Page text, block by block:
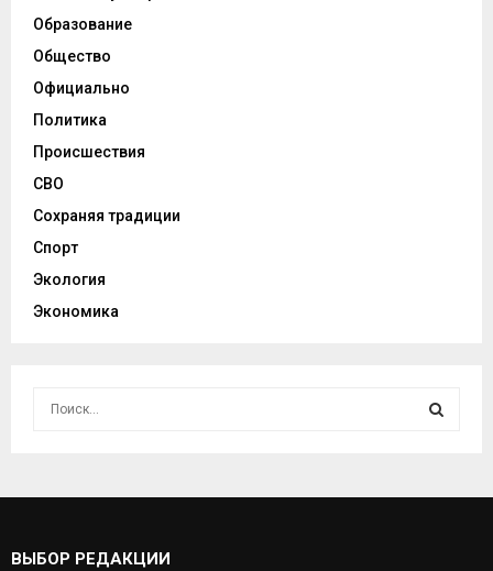
Образование
Общество
Официально
Политика
Происшествия
СВО
Сохраняя традиции
Спорт
Экология
Экономика
С
ВЫБОР РЕДАКЦИИ